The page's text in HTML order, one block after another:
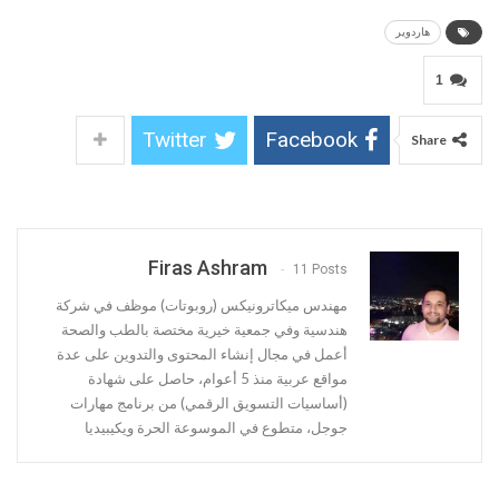
هاردوير
1
Share
Facebook
Twitter
Firas Ashram 11 Posts
مهندس ميكاترونيكس (روبوتات) موظف في شركة
هندسية وفي جمعية خيرية مختصة بالطب والصحة
أعمل في مجال إنشاء المحتوی والتدوين علی عدة
مواقع عربية منذ 5 أعوام، حاصل على شهادة
(أساسيات التسويق الرقمي) من برنامج مهارات
جوجل، متطوع في الموسوعة الحرة ويكيبيديا